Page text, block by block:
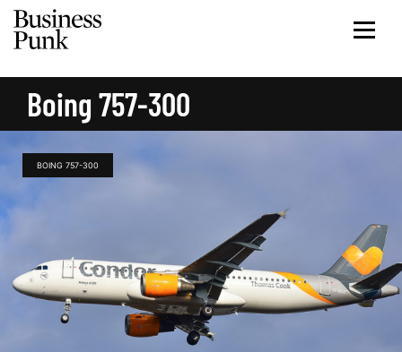
Boing 757-300
BOING 757-300